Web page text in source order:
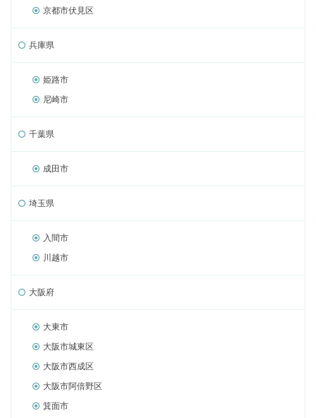
京都市伏見区
兵庫県
姫路市
尼崎市
千葉県
成田市
埼玉県
入間市
川越市
大阪府
大東市
大阪市城東区
大阪市西成区
大阪市阿倍野区
箕面市